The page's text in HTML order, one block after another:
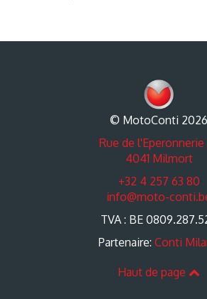
© MotoConti 2026
Rue de l'Eperonnerie
4041 Milmort
+32 4 257 63 80
info@moto-
TVA : BE
Partenaire: Conti
Haut de page